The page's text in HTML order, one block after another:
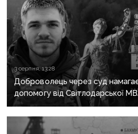
3 серпня, 13:28
Доброволець через суд
допомогу від Світлодарської
руйнує довіру до влади